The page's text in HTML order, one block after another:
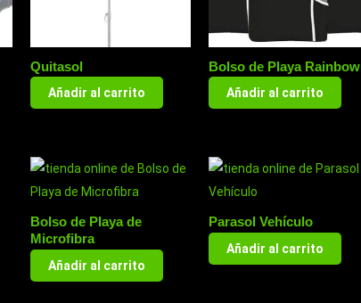
Quitasol
Añadir al carrito
Bolso de Playa Rainbow
Añadir al carrito
Bolso de Playa de
Microfibra
Añadir al carrito
Parasol Vehículo
Añadir al carrito